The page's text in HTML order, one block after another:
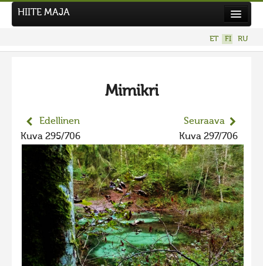
HIITE MAJA
ET FI RU
Mimikri
Edellinen
Kuva 295/706
Seuraava
Kuva 297/706